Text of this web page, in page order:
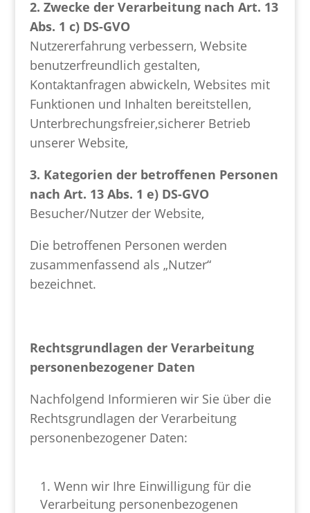
2. Zwecke der Verarbeitung nach Art. 13
Abs. 1 c) DS-GVO
Nutzererfahrung verbessern, Website
benutzerfreundlich gestalten,
Kontaktanfragen abwickeln, Websites mit
Funktionen und Inhalten bereitstellen,
Unterbrechungsfreier,sicherer Betrieb
unserer Website,
3. Kategorien der betroffenen Personen
nach Art. 13 Abs. 1 e) DS-GVO
Besucher/Nutzer der Website,
Die betroffenen Personen werden
zusammenfassend als „Nutzer“
bezeichnet.
Rechtsgrundlagen der Verarbeitung
personenbezogener Daten
Nachfolgend Informieren wir Sie über die
Rechtsgrundlagen der Verarbeitung
personenbezogener Daten:
Wenn wir Ihre Einwilligung für die
Verarbeitung personenbezogenen